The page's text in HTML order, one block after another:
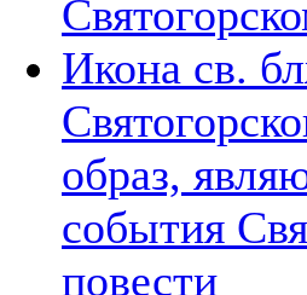
Икона св.
образ,
события
повести